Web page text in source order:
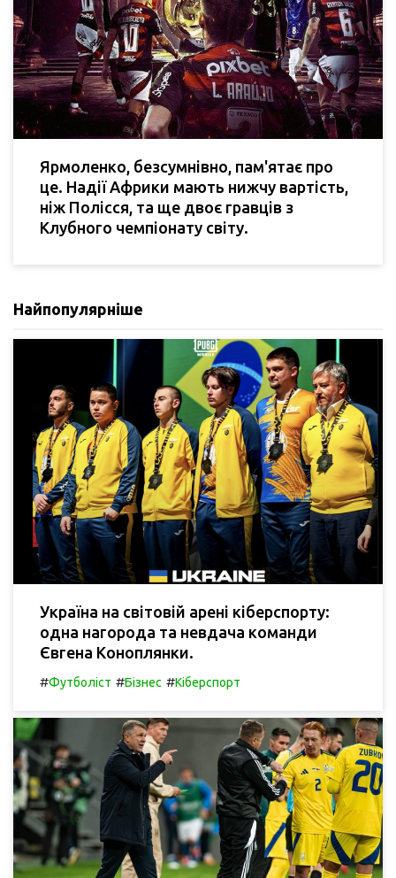
Ярмоленко, безсумнівно, пам'ятає про
це. Надії Африки мають нижчу вартість,
ніж Полісся, та ще двоє гравців з
Клубного чемпіонату світу.
Найпопулярніше
Україна на світовій арені кіберспорту:
одна нагорода та невдача команди
Євгена Коноплянки.
#Футболіст #Бізнес #Кіберспорт